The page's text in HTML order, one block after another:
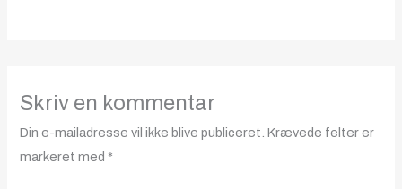
Skriv en kommentar
Din e-mailadresse vil ikke blive publiceret. Krævede felter er
markeret med *